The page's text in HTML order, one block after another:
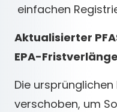
einfachen
Aktualisierter
EPA-
Die
verschoben, um